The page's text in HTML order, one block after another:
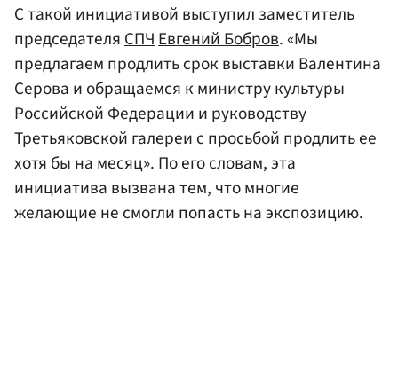
С такой инициативой выступил заместитель
председателяСПЧЕвгений Бобров. «Мы
предлагаем продлить срок выставки Валентина
Серова и обращаемся к министру культуры
Российской Федерации и руководству
Третьяковской галереи с просьбой продлить ее
хотя бы на месяц». По его словам, эта
инициатива вызвана тем, что многие
желающие не смогли попасть на экспозицию.